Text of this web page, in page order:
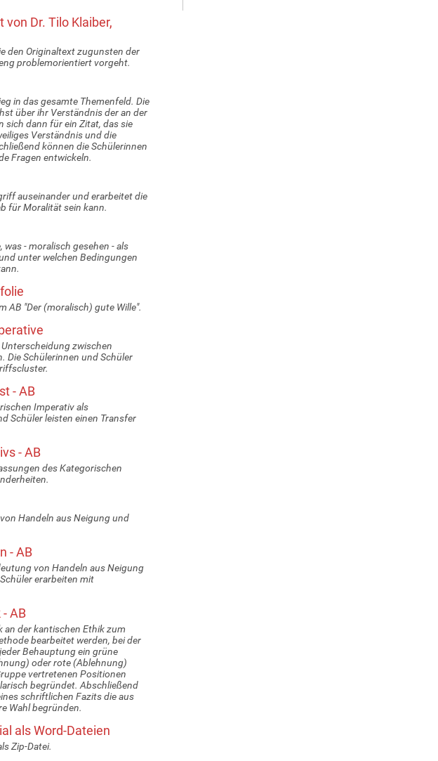
Dr. Tilo Klaiber,
den Originaltext zugunsten der
problemorientiert vorgeht.
in das gesamte Themenfeld. Die
über ihr Verständnis der an der
sich dann für ein Zitat, das sie
Verständnis und die
können die Schülerinnen
Fragen entwickeln.
auseinander und erarbeitet die
für Moralität sein kann.
- moralisch gesehen - als
unter welchen Bedingungen
AB "Der (moralisch) gute Wille".
zwischen
Die Schülerinnen und Schüler
- AB
Imperativ als
Schüler leisten einen Transfer
- AB
des Kategorischen
Handeln aus Neigung und
- AB
von Handeln aus Neigung
erarbeiten mit
AB
an der kantischen Ethik zum
bearbeitet werden, bei der
Behauptung ein grüne
oder rote (Ablehnung)
vertretenen Positionen
begründet. Abschließend
schriftlichen Fazits die aus
Wahl begründen.
als Word-Dateien
Zip-Datei.